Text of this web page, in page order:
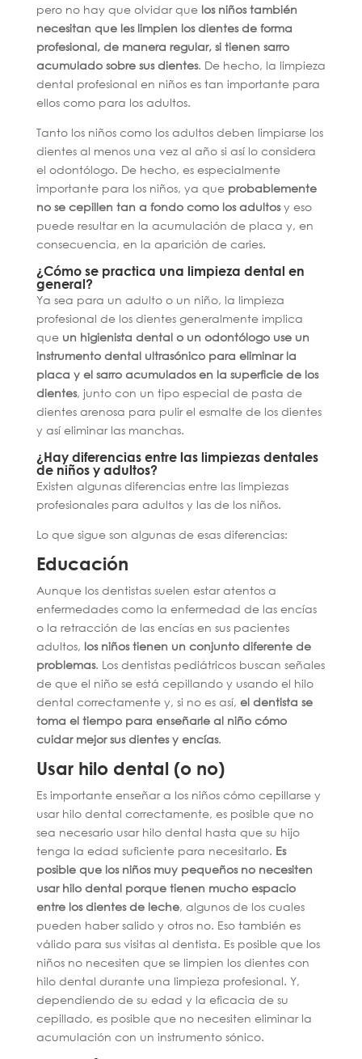
pero no hay que olvidar que los niños también
necesitan que les limpien los dientes de forma
profesional, de manera regular, si tienen sarro
acumulado sobre sus dientes. De hecho, la limpieza
dental profesional en niños es tan importante para
ellos como para los adultos.
Tanto los niños como los adultos deben limpiarse los
dientes al menos una vez al año si así lo considera
el odontólogo. De hecho, es especialmente
importante para los niños, ya que probablemente
no se cepillen tan a fondo como los adultosy eso
puede resultar en la acumulación de placa y, en
consecuencia, en la aparición de caries.
¿Cómo se practica una limpieza dental en
general?
Ya sea para un adulto o un niño, la limpieza
profesional de los dientes generalmente implica
que un higienista dental o un odontólogo use un
instrumento dental ultrasónico para eliminar la
placa y el sarro acumulados en la superficie de los
dientes, junto con un tipo especial de pasta de
dientes arenosa para pulir el esmalte de los dientes
y así eliminar las manchas.
¿Hay diferencias entre las limpiezas dentales
de niños y adultos?
Existen algunas diferencias entre las limpiezas
profesionales para adultos y las de los niños.
Lo que sigue son algunas de esas diferencias:
Educación
Aunque los dentistas suelen estar atentos a
enfermedades como la enfermedad de las encías
o la retracción de las encías en sus pacientes
adultos, los niños tienen un conjunto diferente de
problemas. Los dentistas pediátricos buscan señales
de que el niño se está cepillando y usando el hilo
dental correctamente y, si no es así, el dentista se
toma el tiempo para enseñarle al niño cómo
cuidar mejor sus dientes y encías.
Usar hilo dental (o no)
Es importante enseñar a los niños cómo cepillarse y
usar hilo dental correctamente, es posible que no
sea necesario usar hilo dental hasta que su hijo
tenga la edad suficiente para necesitarlo. Es
posible que los niños muy pequeños no necesiten
usar hilo dental porque tienen mucho espacio
entre los dientes de leche, algunos de los cuales
pueden haber salido y otros no. Eso también es
válido para sus visitas al dentista. Es posible que los
niños no necesiten que se limpien los dientes con
hilo dental durante una limpieza profesional. Y,
dependiendo de su edad y la eficacia de su
cepillado, es posible que no necesiten eliminar la
acumulación con un instrumento sónico.